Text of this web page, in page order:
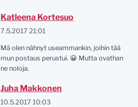
Katleena Kortesuo
7.5.2017 21:01
Mä olen nähnyt useammankin, joihin tää
mun postaus perustui. 😀 Mutta ovathan
ne noloja.
Juha Makkonen
10.5.2017 10:03